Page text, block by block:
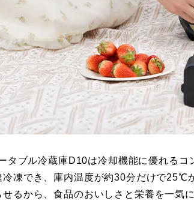
タブル冷蔵庫D10は冷却機能に優れる
冷凍でき、庫内温度が約30分だけで25℃
るから、食品のおいしさと栄養を一気